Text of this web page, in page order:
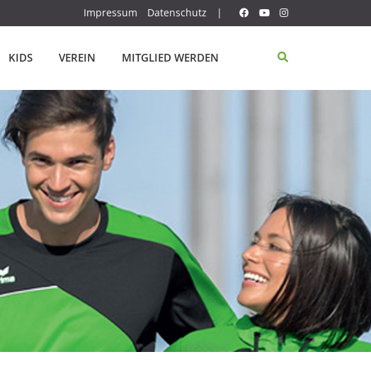
Impressum Datenschutz |
KIDS VEREIN MITGLIED WERDEN